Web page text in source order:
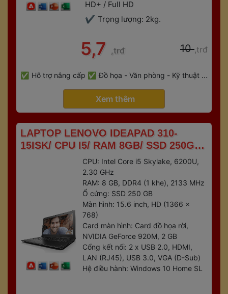
HD+ / Full HD
Trọng lượng: 2kg.
5,7 ,trđ 10 ,trđ
Hỗ trợ nâng cấp
Đồ họa - Văn phòng - Kỹ thuật -
Xem thêm
LAPTOP LENOVO IDEAPAD 310-
15ISK/ CPU I5/ RAM 8GB/ SSD 250GB/
VGA RỜI 2GB CPU: Intel Core i5 Skylake, 6200U,
2.30 GHz
RAM: 8 GB, DDR4 (1 khe), 2133 MHz
Ổ cứng: SSD 250 GB
Màn hình: 15.6 inch, HD (1366 x
768)
Card màn hình: Card đồ họa rời,
NVIDIA GeForce 920M, 2 GB
Cổng kết nối: 2 x USB 2.0, HDMI,
LAN (RJ45), USB 3.0, VGA (D-Sub)
Hệ điều hành: Windows 10 Home SL